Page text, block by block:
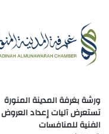
ورشة بغرفة المدينة المنورة
تستعرض آليات إعداد العروض
الفنية للمنافسات